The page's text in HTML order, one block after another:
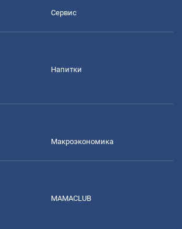
Сервис
Напитки
Mакроэкономика
MAMACLUB